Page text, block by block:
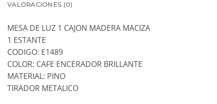
VALORACIONES (0)
MESA DE LUZ 1 CAJON MADERA MACIZA
1 ESTANTE
CODIGO: E1489
COLOR: CAFE ENCERADOR BRILLANTE
MATERIAL: PINO
TIRADOR METALICO